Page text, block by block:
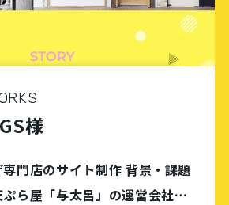
様
門店のサイト制作 背景・課題
ら屋「与太呂」の運営会社。